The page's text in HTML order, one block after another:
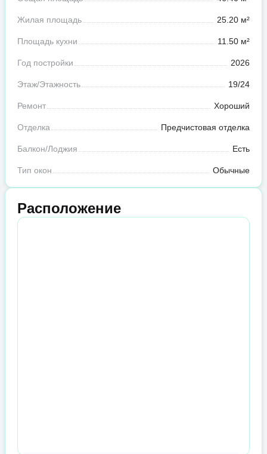
Жилая площадь 25.20 м²
Площадь кухни 11.50 м²
Год постройки 2026
Этаж/Этажность 19/24
Ремонт Хороший
Отделка Предчистовая отделка
Балкон/Лоджия Есть
Тип окон Обычные
Расположение